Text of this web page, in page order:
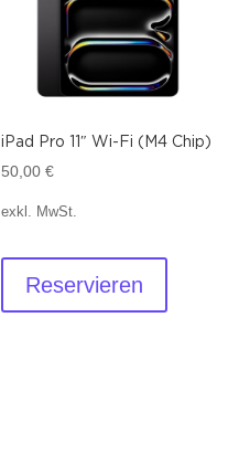
iPad Pro 11″ Wi-Fi (M4 Chip)
50,00€
exkl. MwSt.
Reservieren